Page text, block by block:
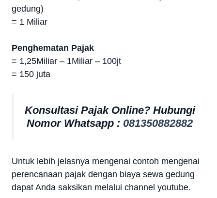
gedung)
= 1 Miliar
Penghematan Pajak
= 1,25Miliar – 1Miliar – 100jt
= 150 juta
Konsultasi Pajak Online? Hubungi
Nomor Whatsapp : 081350882882
Untuk lebih jelasnya mengenai contoh mengenai
perencanaan pajak dengan biaya sewa gedung
dapat Anda saksikan melalui channel youtube.